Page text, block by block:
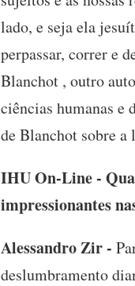
lado, e seja ela
perpassar, correr e
Blanchot , outro
ciências humanas e
de Blanchot sobre a
IHU On-Line -
impressionantes
Alessandro Zir -
deslumbramento